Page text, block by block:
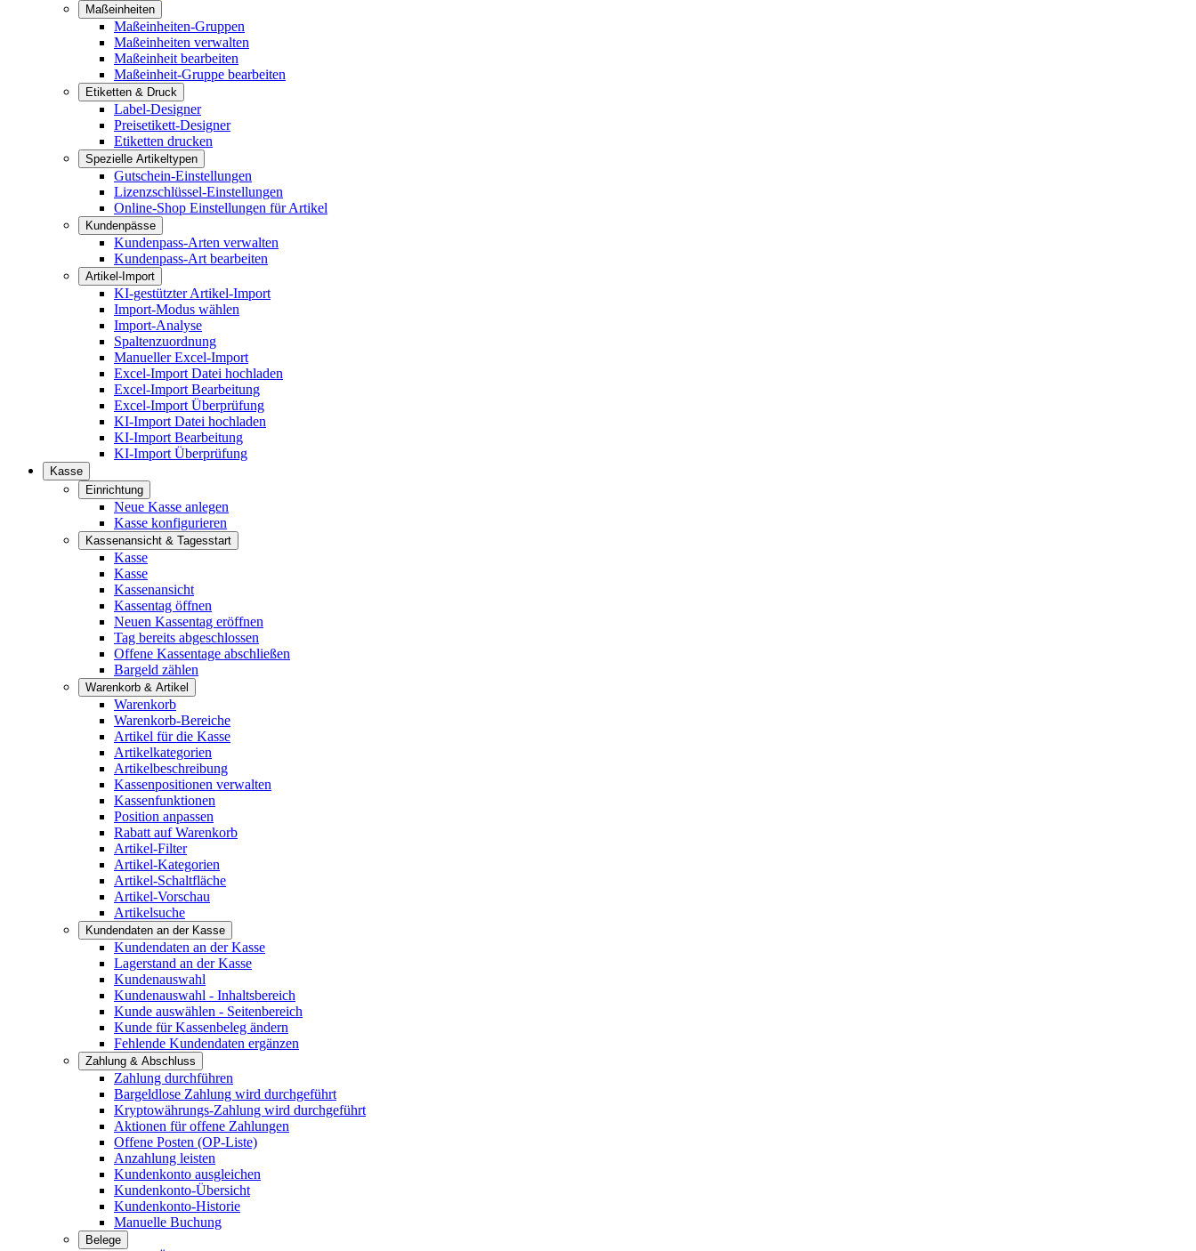
Maßeinheiten
Maßeinheiten-Gruppen
Maßeinheiten verwalten
Maßeinheit bearbeiten
Maßeinheit-Gruppe bearbeiten
Etiketten & Druck
Label-Designer
Preisetikett-Designer
Etiketten drucken
Spezielle Artikeltypen
Gutschein-Einstellungen
Lizenzschlüssel-Einstellungen
Online-Shop Einstellungen für Artikel
Kundenpässe
Kundenpass-Arten verwalten
Kundenpass-Art bearbeiten
Artikel-Import
KI-gestützter Artikel-Import
Import-Modus wählen
Import-Analyse
Spaltenzuordnung
Manueller Excel-Import
Excel-Import Datei hochladen
Excel-Import Bearbeitung
Excel-Import Überprüfung
KI-Import Datei hochladen
KI-Import Bearbeitung
KI-Import Überprüfung
Kasse
Einrichtung
Neue Kasse anlegen
Kasse konfigurieren
Kassenansicht & Tagesstart
Kasse
Kasse
Kassenansicht
Kassentag öffnen
Neuen Kassentag eröffnen
Tag bereits abgeschlossen
Offene Kassentage abschließen
Bargeld zählen
Warenkorb & Artikel
Warenkorb
Warenkorb-Bereiche
Artikel für die Kasse
Artikelkategorien
Artikelbeschreibung
Kassenpositionen verwalten
Kassenfunktionen
Position anpassen
Rabatt auf Warenkorb
Artikel-Filter
Artikel-Kategorien
Artikel-Schaltfläche
Artikel-Vorschau
Artikelsuche
Kundendaten an der Kasse
Kundendaten an der Kasse
Lagerstand an der Kasse
Kundenauswahl
Kundenauswahl - Inhaltsbereich
Kunde auswählen - Seitenbereich
Kunde für Kassenbeleg ändern
Fehlende Kundendaten ergänzen
Zahlung & Abschluss
Zahlung durchführen
Bargeldlose Zahlung wird durchgeführt
Kryptowährungs-Zahlung wird durchgeführt
Aktionen für offene Zahlungen
Offene Posten (OP-Liste)
Anzahlung leisten
Kundenkonto ausgleichen
Kundenkonto-Übersicht
Kundenkonto-Historie
Manuelle Buchung
Belege